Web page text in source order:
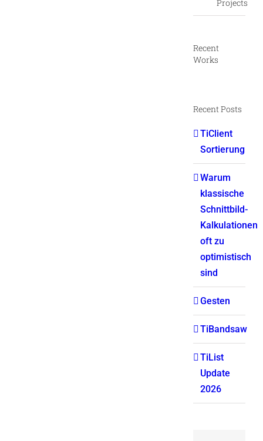
Projects
Recent
Works
Recent Posts
TiClient
Sortierung
Warum
klassische
Schnittbild-
Kalkulationen
oft zu
optimistisch
sind
Gesten
TiBandsaw
TiList
Update
2026